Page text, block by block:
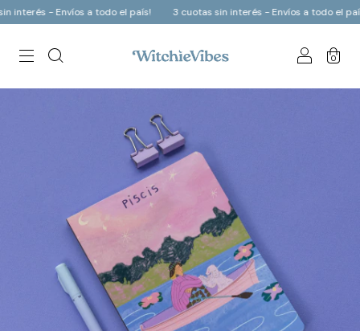
Envíos a todo el país! 3 cuotas sin interés - Envíos a todo el país! 3
0